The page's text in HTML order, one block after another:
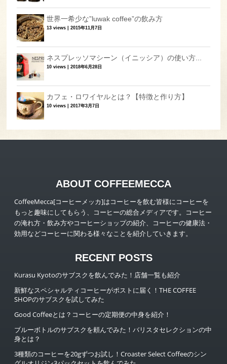
世界一希少な”luwak coffee”の飲み方
13 views |2015年11月7日
ネスプレッソマシーン（イニッシア）の使い方...
10 views |2018年6月28日
カフェ・ロワイヤルとは？【特徴と作り方】
10 views |2017年3月7日
ABOUT COFFEEMECCA
CoffeeMecca[コーヒーメッカ]はコーヒーを飲む皆様にコーヒーを
もっと趣味にしてもらう、コーヒーの総合メディアです。コーヒー
の淹れ方・飲み方やコーヒーショップの紹介、コーヒーの健康法・
効用などコーヒーに関わる様々なことを紹介していきます。
RECENT POSTS
Kurasu Kyotoのサブスクを飲んでみた！店舗一覧も紹介
新鮮なスペシャルティコーヒーがポストに届く！THE COFFEE
SHOPのサブスクを試してみた
Good Coffeeとは？コーヒーの定期便の中身を紹介！
ブルーボトルのサブスクを頼んでみた！バリスタセレクションの中
身とは？
3種類のコーヒーを20gずつお試し！Croaster Select Coffeeのシン